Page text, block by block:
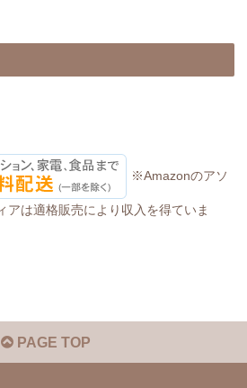
※Amazonのアソ
アは適格販売により収入を得ていま
PAGE TOP